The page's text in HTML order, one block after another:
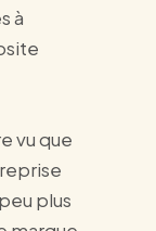
à
vu que
plus